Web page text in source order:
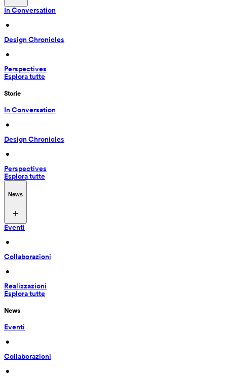
In Conversation
•
Design Chronicles
•
Perspectives
Esplora tutte
Storie
In Conversation
•
Design Chronicles
•
Perspectives
Esplora tutte
News
Eventi
•
Collaborazioni
•
Realizzazioni
Esplora tutte
News
Eventi
•
Collaborazioni
•